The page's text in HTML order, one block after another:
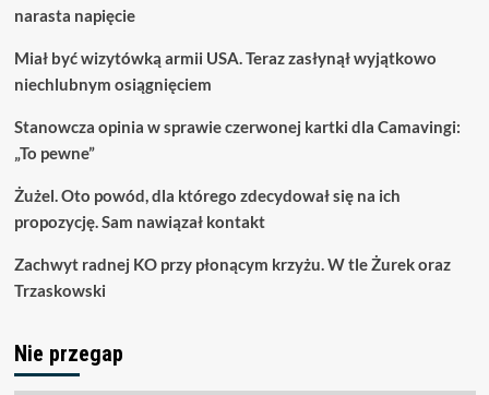
narasta napięcie
Miał być wizytówką armii USA. Teraz zasłynął wyjątkowo
niechlubnym osiągnięciem
Stanowcza opinia w sprawie czerwonej kartki dla Camavingi:
„To pewne”
Żużel. Oto powód, dla którego zdecydował się na ich
propozycję. Sam nawiązał kontakt
Zachwyt radnej KO przy płonącym krzyżu. W tle Żurek oraz
Trzaskowski
Nie przegap